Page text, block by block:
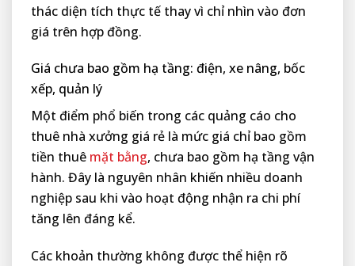
thác diện tích thực tế thay vì chỉ nhìn vào đơn
giá trên hợp đồng.
Giá chưa bao gồm hạ tầng: điện, xe nâng, bốc
xếp, quản lý
Một điểm phổ biến trong các quảng cáo cho
thuê nhà xưởng giá rẻ là mức giá chỉ bao gồm
tiền thuê mặt bằng, chưa bao gồm hạ tầng vận
hành. Đây là nguyên nhân khiến nhiều doanh
nghiệp sau khi vào hoạt động nhận ra chi phí
tăng lên đáng kể.
Các khoản thường không được thể hiện rõ